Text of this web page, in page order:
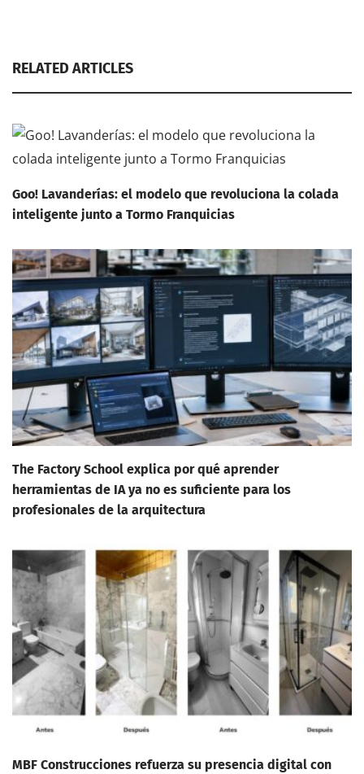
RELATED ARTICLES
Goo! Lavanderías: el modelo que revoluciona la colada
inteligente junto a Tormo Franquicias
The Factory School explica por qué aprender
herramientas de IA ya no es suficiente para los
profesionales de la arquitectura
MBF Construcciones refuerza su presencia digital con